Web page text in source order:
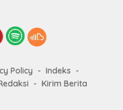
Policy
Indeks
Kirim Berita